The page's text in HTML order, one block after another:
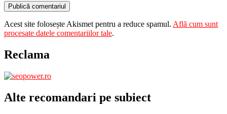
Acest site folosește Akismet pentru a reduce spamul. Află cum sunt
procesate datele comentariilor tale.
Reclama
Alte recomandari pe subiect